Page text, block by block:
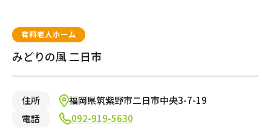
有料老人ホーム
みどりの風 二日市
住所
福岡県筑紫野市二日市中央3-7-19
電話
092-919-5630